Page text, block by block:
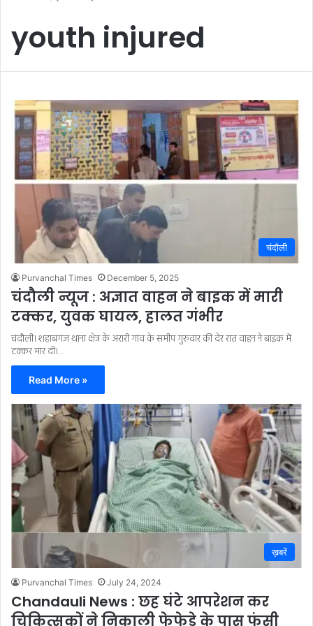
youth injured
चंदौली
Purvanchal Times December 5, 2025
चंदौली न्यूज : अज्ञात वाहन ने बाइक में मारी
टक्कर, युवक घायल, हालत गंभीर
चंदौली। शहाबगंज थाना क्षेत्र के अरारी गांव के समीप गुरुवार की देर रात वाहन ने बाइक में
टक्कर मार दी।…
Read More »
ख़बरें
Purvanchal Times July 24, 2024
Chandauli News : छह घंटे आपरेशन कर
चिकित्सकों ने निकाली फेफेड़े के पास फंसी